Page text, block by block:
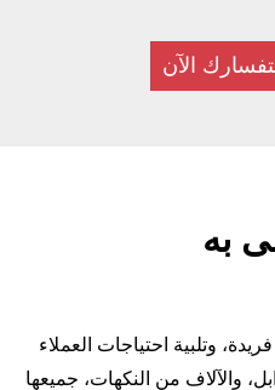
الآن
به
وتلبية احتياجات العملاء
والآلاف من النكهات، جميعها